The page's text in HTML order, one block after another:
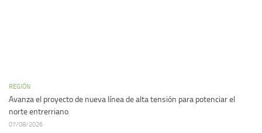
REGIÓN
Avanza el proyecto de nueva línea de alta tensión para potenciar el
norte entrerriano
07/08/2026